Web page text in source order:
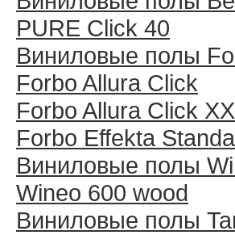
PURE Click 40
Виниловые полы
Forbo Allura Click
Forbo Allura Click
Forbo Effekta
Виниловые полы
Wineo 600 wood
Виниловые полы